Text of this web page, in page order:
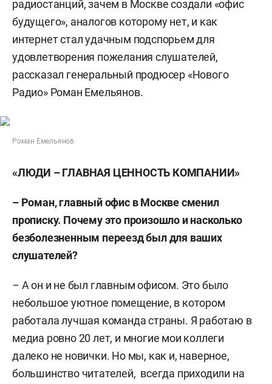
радиостанций, зачем в Москве создали «офис
будущего», аналогов которому нет, и как
интернет стал удачным подспорьем для
удовлетворения пожелания слушателей,
рассказал генеральный продюсер «Нового
Радио» Роман Емельянов.
Роман Емельянов
«ЛЮДИ – ГЛАВНАЯ ЦЕННОСТЬ КОМПАНИИ»
– Роман, главный офис в Москве сменил
прописку. Почему это произошло и насколько
безболезненным переезд был для ваших
слушателей?
– А он и не был главным офисом. Это было
небольшое уютное помещение, в котором
работала лучшая команда страны. Я работаю в
медиа ровно 20 лет, и многие мои коллеги
далеко не новички. Но мы, как и, наверное,
большинство читателей, всегда приходили на